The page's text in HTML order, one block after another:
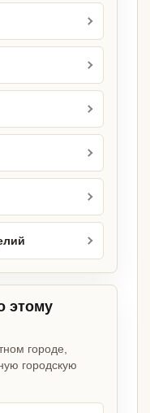
этому
городе,
городскую